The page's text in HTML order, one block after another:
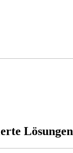
Lösungen